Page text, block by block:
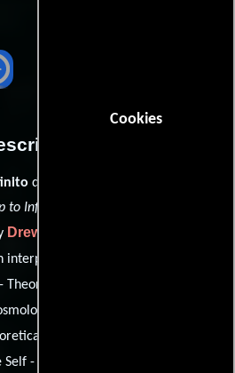
Cookies
del año 2022, conocida
to Infinity
Drew Takahashi
interpreta a Self - Physicist,
Theoretical Physicist,
Physicist y
- Mathematician (